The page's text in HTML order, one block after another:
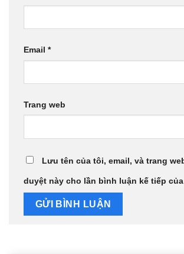
Email *
Trang web
Lưu tên của tôi, email, và trang
duyệt này cho lần bình luận kế tiếp